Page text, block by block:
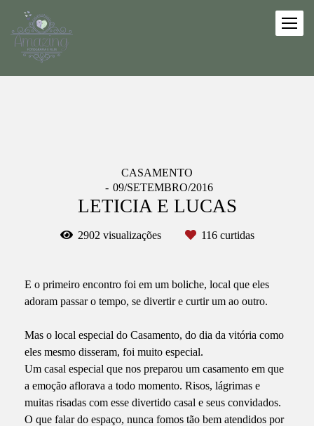
CASAMENTO
09/SETEMBRO/2016
LETICIA E LUCAS
2902 visualizações 116curtidas
E o primeiro encontro foi em um boliche, local que eles
adoram passar o tempo, se divertir e curtir um ao outro.
Mas o local especial do Casamento, do dia da vitória como
eles mesmo disseram, foi muito especial.
Um casal especial que nos preparou um casamento em que
a emoção aflorava a todo momento. Risos, lágrimas e
muitas risadas com esse divertido casal e seus convidados.
O que falar do espaço, nunca fomos tão bem atendidos por